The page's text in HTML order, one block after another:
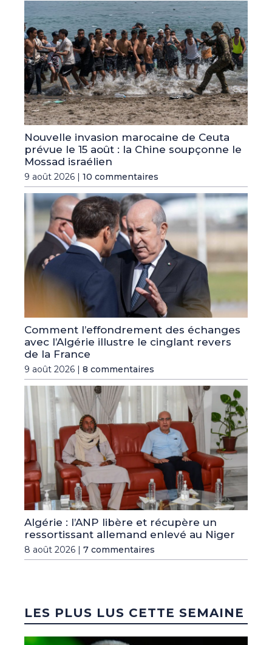
Nouvelle invasion marocaine de Ceuta
prévue le 15 août : la Chine soupçonne le
Mossad israélien
9 août 2026 | 10 commentaires
Comment l’effondrement des échanges
avec l’Algérie illustre le cinglant revers
de la France
9 août 2026 | 8 commentaires
Algérie : l’ANP libère et récupère un
ressortissant allemand enlevé au Niger
8 août 2026 | 7 commentaires
LES PLUS LUS CETTE SEMAINE